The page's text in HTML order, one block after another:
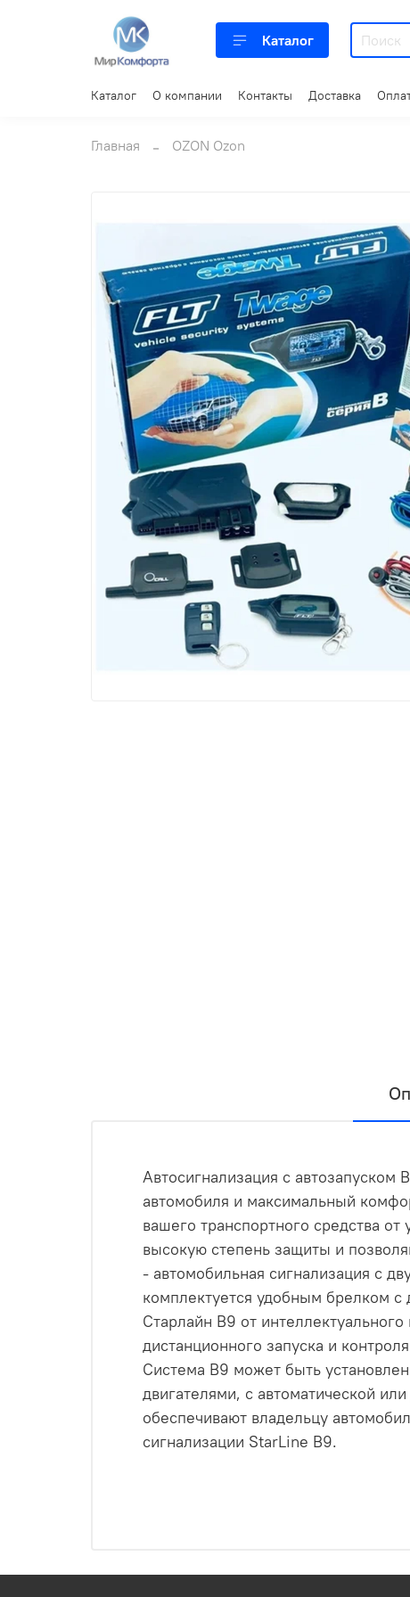
Каталог
Каталог О компании Контакты Доставка
Главная OZON Ozon
Автосигнализация с автозапуском
автомобиля и максимальный
вашего транспортного средства
высокую степень защиты и
- автомобильная сигнализация с
комплектуется удобным брелком
Старлайн В9 от
дистанционного запуска и
Система В9 может быть
двигателями, с автоматической
обеспечивают владельцу
сигнализации StarLine В9.